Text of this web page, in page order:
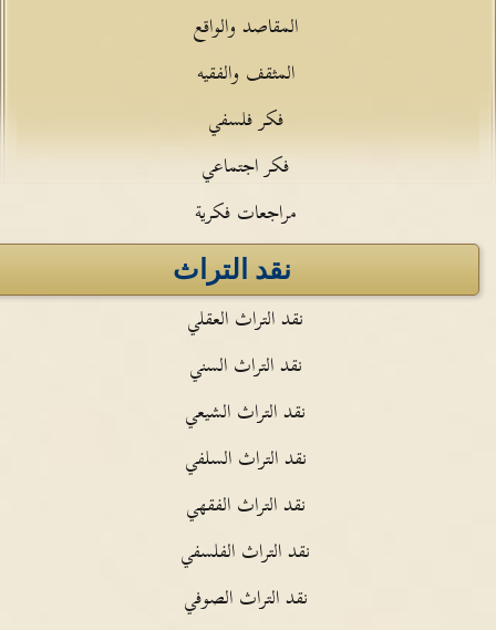
المقاصد والواقع
المثقف والفقيه
فكر فلسفي
فكر اجتماعي
مراجعات فكرية
نقد التراث
نقد التراث العقلي
نقد التراث السني
نقد التراث الشيعي
نقد التراث السلفي
نقد التراث الفقهي
نقد التراث الفلسفي
نقد التراث الصوفي